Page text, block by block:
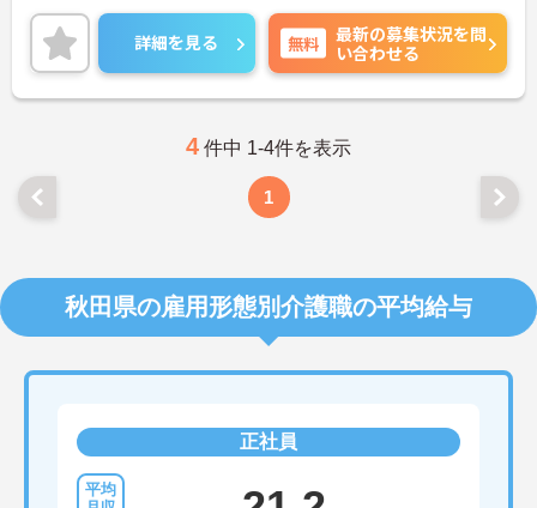
味をお持ちの方はお気軽にお問い合わせください。
詳細を見る 無料
最新の募集状況を問
い合わせる
4 件中 1-4件を表示
1
秋田県の雇用形態別介護職の平均給与
正社員